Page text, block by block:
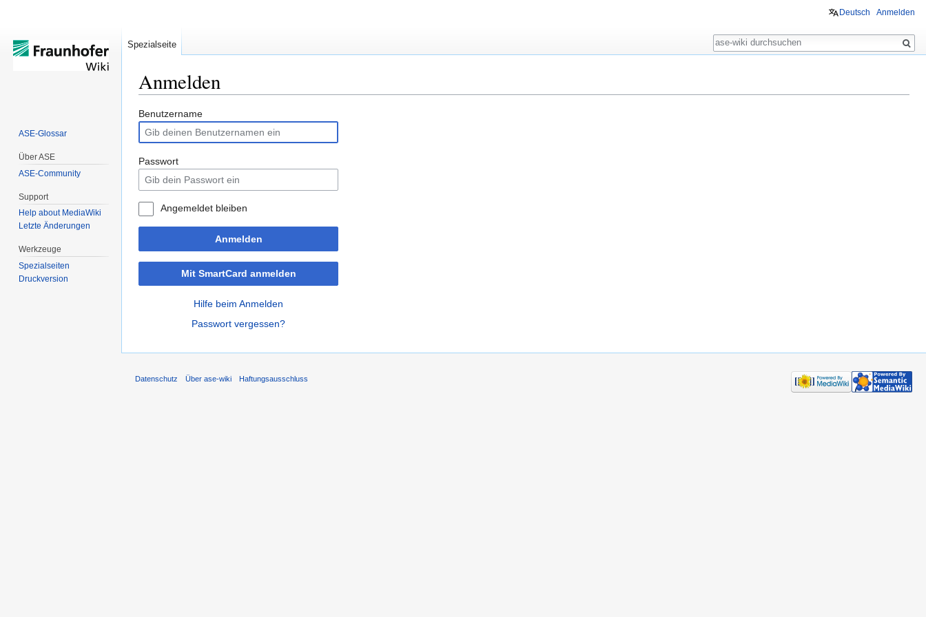
Anmelden
Zur
Navigation
springen
Zur
Suche
springen
Benutzername
Passwort
Angemeldet bleiben
Anmelden
Mit SmartCard anmelden
Hilfe beim Anmelden
Passwort vergessen?
Deutsch Anmelden
Spezialseite
Suche
ASE-Glossar
Über ASE
ASE-Community
Support
Help about MediaWiki
Letzte Änderungen
Werkzeuge
Spezialseiten
Druckversion
Datenschutz Über ase-wiki Haftungsausschluss